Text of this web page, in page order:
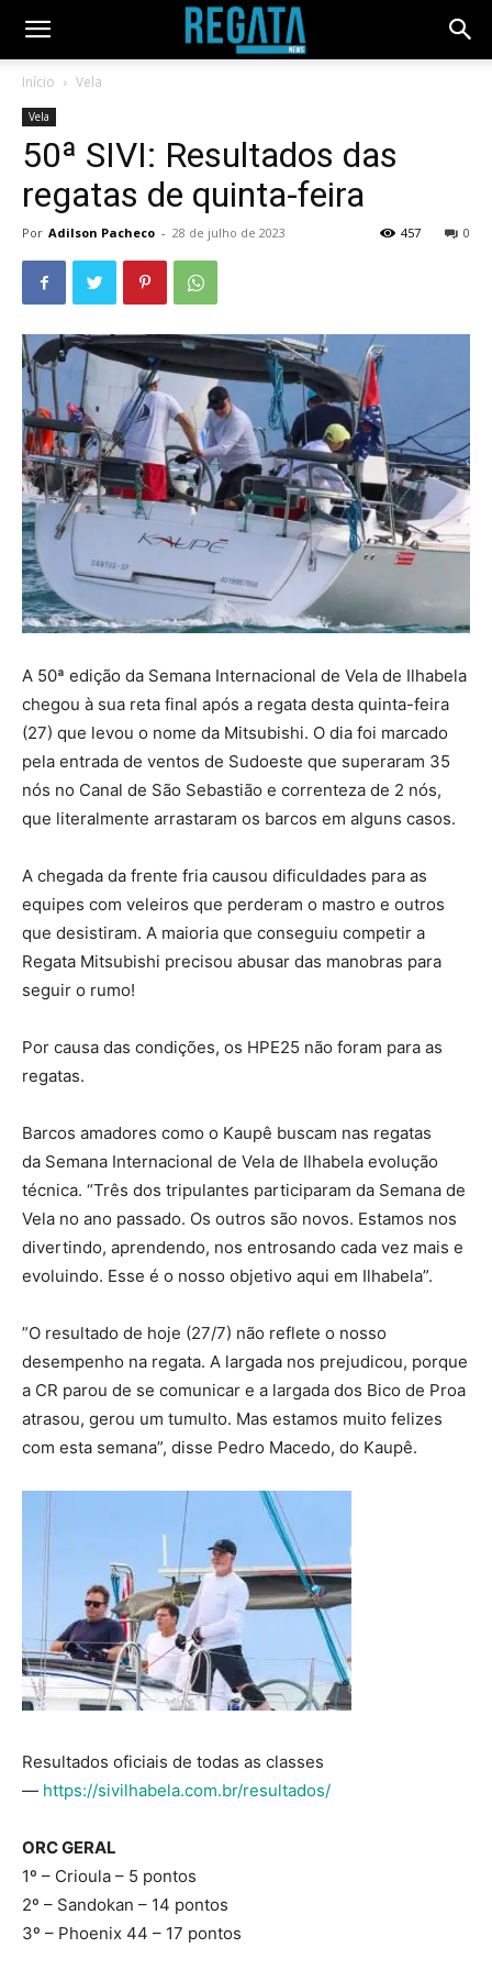
Início Vela
Vela
50ª SIVI: Resultados das
regatas de quinta-feira
Por Adilson Pacheco - 28 de julho de 2023 0
457
A 50ª edição da Semana Internacional de Vela de Ilhabela
chegou à sua reta final após a regata desta quinta-feira
(27) que levou o nome da Mitsubishi. O dia foi marcado
pela entrada de ventos de Sudoeste que superaram 35
nós no Canal de São Sebastião e correnteza de 2 nós,
que literalmente arrastaram os barcos em alguns casos.
A chegada da frente fria causou dificuldades para as
equipes com veleiros que perderam o mastro e outros
que desistiram. A maioria que conseguiu competir a
Regata Mitsubishi precisou abusar das manobras para
seguir o rumo!
Por causa das condições, os HPE25 não foram para as
regatas.
Barcos amadores como o Kaupê buscam nas regatas
da Semana Internacional de Vela de Ilhabela evolução
técnica. “Três dos tripulantes participaram da Semana de
Vela no ano passado. Os outros são novos. Estamos nos
divertindo, aprendendo, nos entrosando cada vez mais e
evoluindo. Esse é o nosso objetivo aqui em Ilhabela”.
”O resultado de hoje (27/7) não reflete o nosso
desempenho na regata. A largada nos prejudicou, porque
a CR parou de se comunicar e a largada dos Bico de Proa
atrasou, gerou um tumulto. Mas estamos muito felizes
com esta semana”, disse Pedro Macedo, do Kaupê.
Resultados oficiais de todas as classes
— https://sivilhabela.com.br/resultados/
ORC GERAL
1º – Crioula – 5 pontos
2º – Sandokan – 14 pontos
3º – Phoenix 44 – 17 pontos